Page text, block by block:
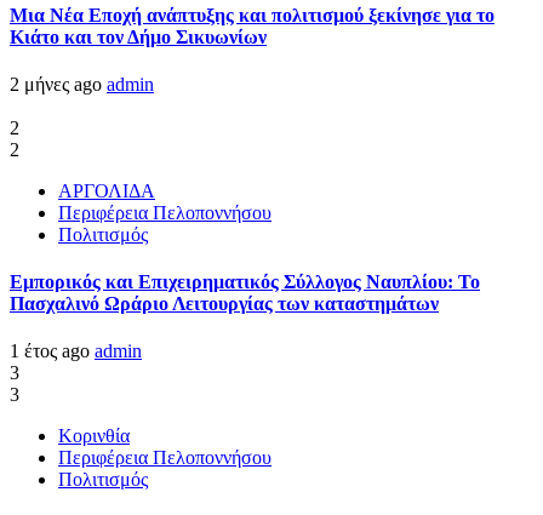
Μια Νέα Εποχή ανάπτυξης και πολιτισμού ξεκίνησε για το
Κιάτο και τον Δήμο Σικυωνίων
2 μήνες ago admin
2
2
ΑΡΓΟΛΙΔΑ
Περιφέρεια Πελοποννήσου
Πολιτισμός
Εμπορικός και Επιχειρηματικός Σύλλογος Ναυπλίου: Το
Πασχαλινό Ωράριο Λειτουργίας των καταστημάτων
1 έτος ago admin
3
3
Κορινθία
Περιφέρεια Πελοποννήσου
Πολιτισμός